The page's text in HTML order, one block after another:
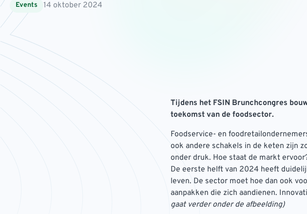
Events 14 oktober 2024
Tijdens het FSIN Brunchcongres
toekomst van de foodsector.
Foodservice- en
ook andere schakels in de keten zijn
onder druk. Hoe staat de markt
De eerste helft van 2024 heeft
leven. De sector moet hoe dan ook
aanpakken die zich aandienen.
gaat verder onder de afbeelding)